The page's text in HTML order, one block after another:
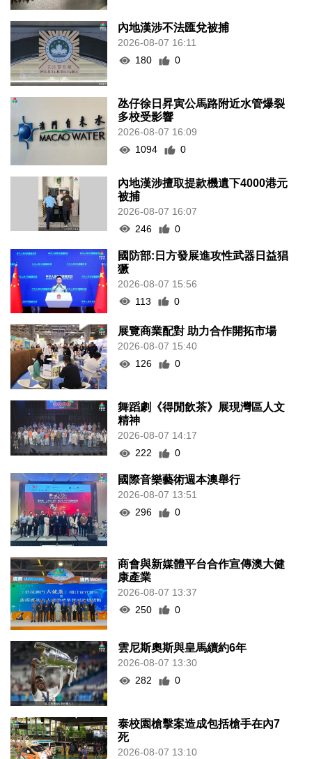
內地漢涉不法匯兌被捕
2026-08-07 16:11
180
0
氹仔徐日昇寅公馬路附近水管爆裂
多校受影響
2026-08-07 16:09
1094
0
內地漢涉擅取提款機遺下4000港元
被捕
2026-08-07 16:07
246
0
國防部:日方發展進攻性武器日益猖
獗
2026-08-07 15:56
113
0
展覽商業配對 助力合作開拓市場
2026-08-07 15:40
126
0
舞蹈劇《得閒飲茶》展現灣區人文
精神
2026-08-07 14:17
222
0
國際音樂藝術週本澳舉行
2026-08-07 13:51
296
0
商會與新媒體平台合作宣傳澳大健
康產業
2026-08-07 13:37
250
0
雲尼斯奧斯與皇馬續約6年
2026-08-07 13:30
282
0
泰校園槍擊案造成包括槍手在內7
死
2026-08-07 13:10